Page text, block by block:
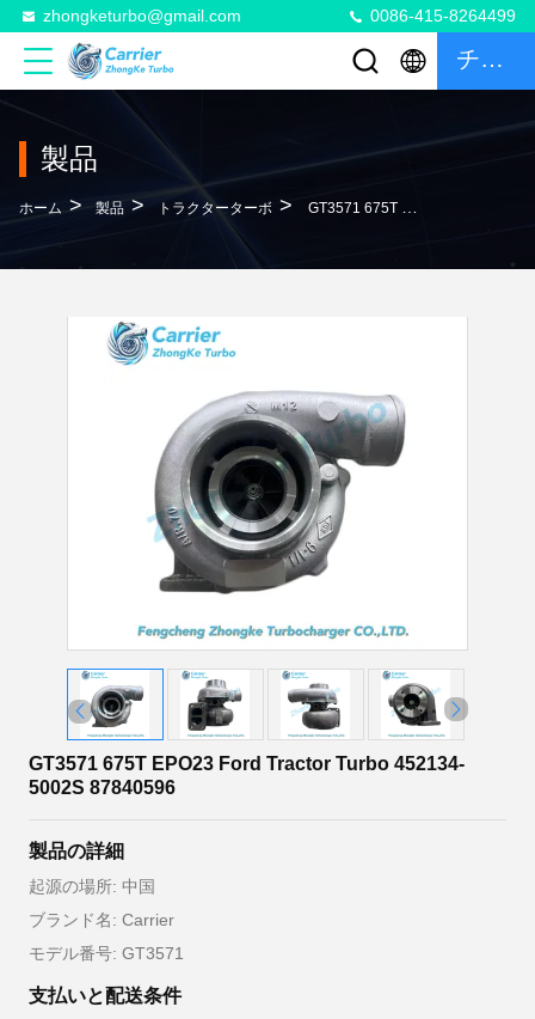
zhongketurbo@gmail.com 0086-415-8264499
チャット
製品
ホーム > 製品 > トラクターターボ > GT3571 675T EPO23 Ford Tractor Turbo 452134-5002S 87840596
GT3571 675T EPO23 Ford Tractor Turbo 452134-
5002S 87840596
製品の詳細
起源の場所: 中国
ブランド名: Carrier
モデル番号: GT3571
支払いと配送条件